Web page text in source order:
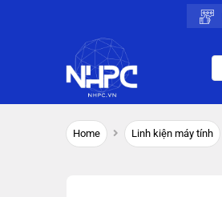
Home Linh kiện máy tính